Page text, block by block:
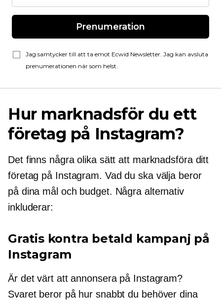
Prenumeration
Jag samtycker till att ta emot Ecwid Newsletter. Jag kan avsluta
prenumerationen när som helst.
Hur marknadsför du ett
företag på Instagram?
Det finns några olika sätt att marknadsföra ditt
företag på Instagram. Vad du ska välja beror
på dina mål och budget. Några alternativ
inkluderar:
Gratis kontra betald kampanj på
Instagram
Är det värt att annonsera på Instagram?
Svaret beror på hur snabbt du behöver dina